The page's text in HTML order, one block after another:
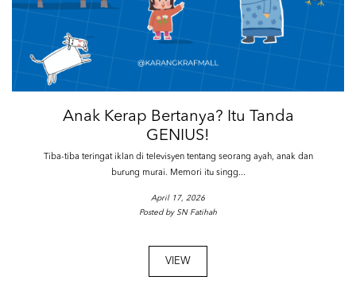
Anak Kerap Bertanya? Itu Tanda
GENIUS!
Tiba-tiba teringat iklan di televisyen tentang seorang ayah, anak dan
burung murai. Memori itu singg...
April 17, 2026
Posted by SN Fatihah
VIEW